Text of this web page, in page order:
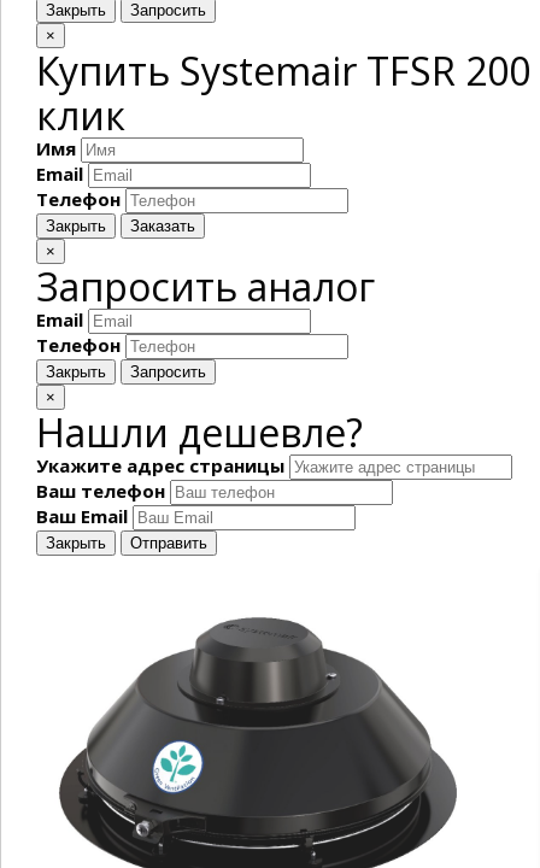
Закрыть
Запросить
×
Купить Systemair TFSR
клик
Имя
Email
Телефон
Закрыть
Заказать
×
Запросить аналог
Email
Телефон
Закрыть
Запросить
×
Нашли дешевле?
Укажите адрес страницы
Ваш телефон
Ваш Email
Закрыть Отправить